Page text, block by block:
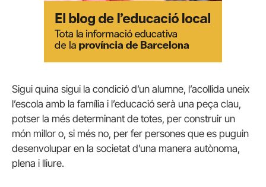
Sigui quina sigui la condició d’un alumne, l’acollida uneix
l’escola amb la família i l’educació serà una peça clau,
potser la més determinant de totes, per construir un
món millor o, si més no, per fer persones que es puguin
desenvolupar en la societat d’una manera autònoma,
plena i lliure.